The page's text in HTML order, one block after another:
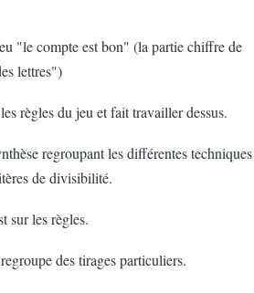
"le compte est bon" (la partie chiffre de
lettres")
règles du jeu et fait travailler dessus.
regroupant les différentes techniques
de divisibilité.
sur les règles.
des tirages particuliers.